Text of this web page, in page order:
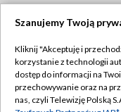
Dołącz
Abonament TVP
Szanujemy Twoją
Kliknij "Akceptuję i
korzystanie z technologii
dostęp do informacji na
przechowywanie oraz na
nas, czyli Telewizję Polską